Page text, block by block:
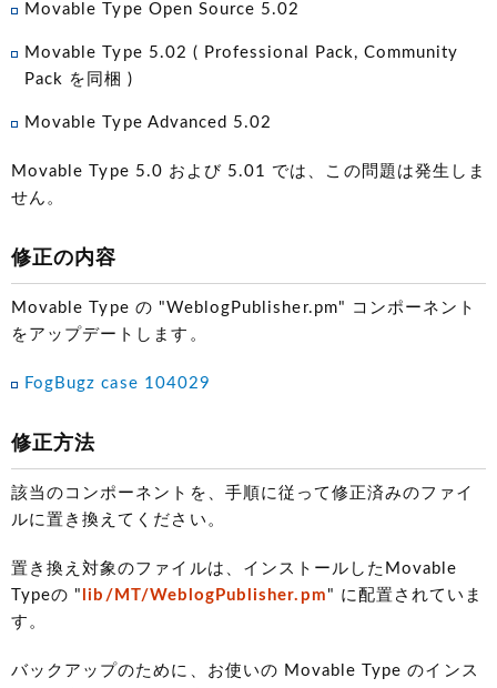
Movable Type Open Source 5.02
Movable Type 5.02 ( Professional Pack, Community
Pack を同梱 )
Movable Type Advanced 5.02
Movable Type 5.0 および 5.01 では、この問題は発生しま
せん。
修正の内容
Movable Type の "WeblogPublisher.pm" コンポーネント
をアップデートします。
FogBugz case 104029
修正方法
該当のコンポーネントを、手順に従って修正済みのファイ
ルに置き換えてください。
置き換え対象のファイルは、インストールしたMovable
Typeの " lib/MT/WeblogPublisher.pm " に配置されていま
す。
バックアップのために、お使いの Movable Type のインス